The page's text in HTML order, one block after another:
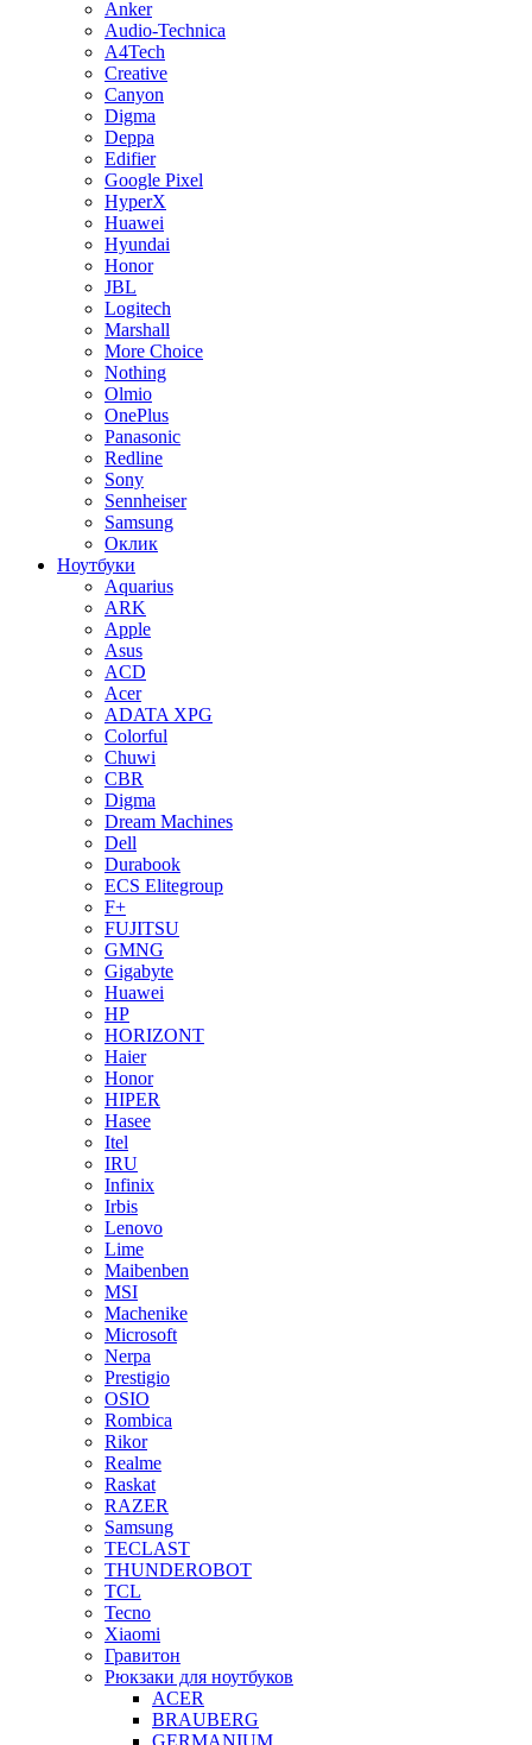
Anker
Audio-Technica
A4Tech
Creative
Canyon
Digma
Deppa
Edifier
Google Pixel
HyperX
Huawei
Hyundai
Honor
JBL
Logitech
Marshall
More Choice
Nothing
Olmio
OnePlus
Panasonic
Redline
Sony
Sennheiser
Samsung
Оклик
Ноутбуки
Aquarius
ARK
Apple
Asus
ACD
Acer
ADATA XPG
Colorful
Chuwi
CBR
Digma
Dream Machines
Dell
Durabook
ECS Elitegroup
F+
FUJITSU
GMNG
Gigabyte
Huawei
HP
HORIZONT
Haier
Honor
HIPER
Hasee
Itel
IRU
Infinix
Irbis
Lenovo
Lime
Maibenben
MSI
Machenike
Microsoft
Nerpa
Prestigio
OSIO
Rombica
Rikor
Realme
Raskat
RAZER
Samsung
TECLAST
THUNDEROBOT
TCL
Tecno
Xiaomi
Гравитон
Рюкзаки для ноутбуков
ACER
BRAUBERG